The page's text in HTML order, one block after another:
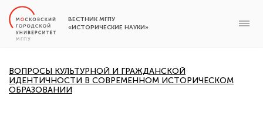
ВЕСТНИК МГПУ
«ИСТОРИЧЕСКИЕ НАУКИ»
ВОПРОСЫ КУЛЬТУРНОЙ И ГРАЖДАНСКОЙ
ИДЕНТИЧНОСТИ В СОВРЕМЕННОМ ИСТОРИЧЕСКОМ
ОБРАЗОВАНИИ